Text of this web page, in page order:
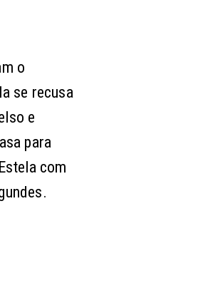
o
se recusa
e
para
com